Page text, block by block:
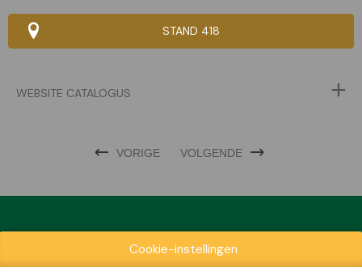
STAND 418
WEBSITE CATALOGUS
VORIGE VOLGENDE
Exposantenlijst
Cookie-instellingen